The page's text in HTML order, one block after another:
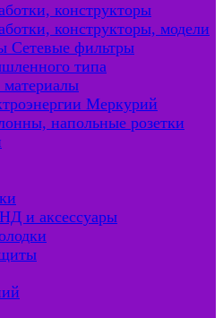
конструкторы
конструкторы, модели
Сетевые фильтры
типа
Меркурий
напольные розетки
и аксессуары